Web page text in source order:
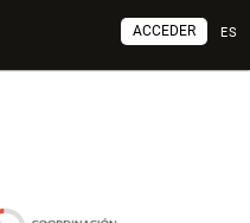
ES
ACCEDER